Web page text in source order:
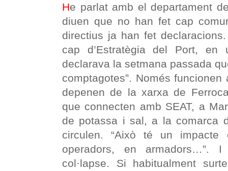
He parlat amb el departament
diuen que no han fet cap
directius ja han fet
cap d’Estratègia del Port, en
declarava la setmana passada
comptagotes”. Només
depenen de la xarxa de
que connecten amb SEAT, a
de potassa i sal, a la comarca
circulen. “Això té un
operadors, en armadors…”.
col·lapse. Si habitualment